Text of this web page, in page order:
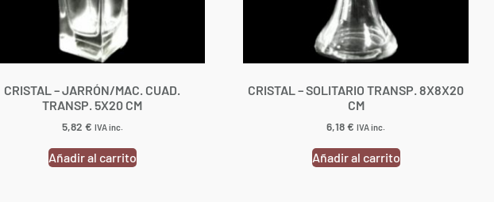
CRISTAL – JARRÓN/MAC. CUAD.
TRANSP. 5X20 CM
5,82 € IVA inc.
Añadir al carrito
CRISTAL – SOLITARIO TRANSP. 8X8X20
CM
6,18€ IVA inc.
Añadir al carrito